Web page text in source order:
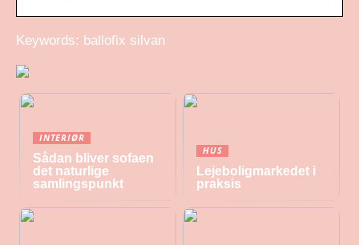
Keywords: ballofix silvan
INTERIØR
Sådan bliver sofaen
det naturlige
samlingspunkt
HUS
Lejeboligmarkedet i
praksis